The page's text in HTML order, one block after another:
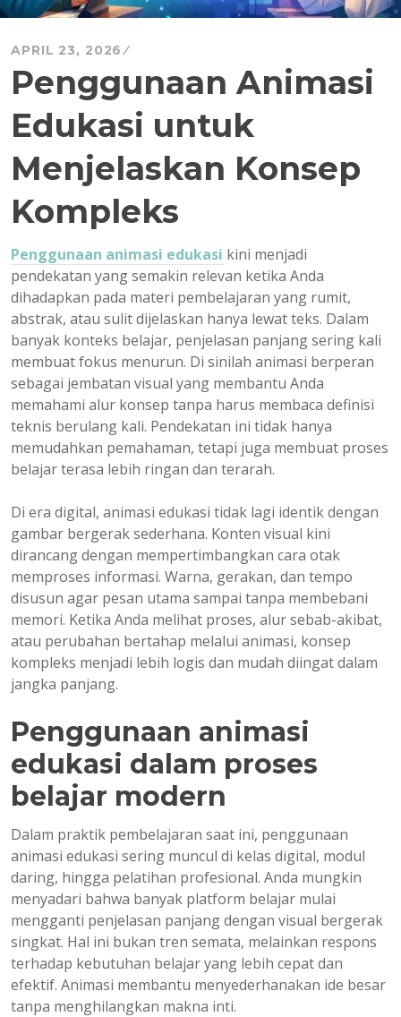
APRIL 23, 2026
Penggunaan Animasi
Edukasi untuk
Menjelaskan Konsep
Kompleks
Penggunaan animasi edukasi kini menjadi
pendekatan yang semakin relevan ketika Anda
dihadapkan pada materi pembelajaran yang rumit,
abstrak, atau sulit dijelaskan hanya lewat teks. Dalam
banyak konteks belajar, penjelasan panjang sering kali
membuat fokus menurun. Di sinilah animasi berperan
sebagai jembatan visual yang membantu Anda
memahami alur konsep tanpa harus membaca definisi
teknis berulang kali. Pendekatan ini tidak hanya
memudahkan pemahaman, tetapi juga membuat proses
belajar terasa lebih ringan dan terarah.
Di era digital, animasi edukasi tidak lagi identik dengan
gambar bergerak sederhana. Konten visual kini
dirancang dengan mempertimbangkan cara otak
memproses informasi. Warna, gerakan, dan tempo
disusun agar pesan utama sampai tanpa membebani
memori. Ketika Anda melihat proses, alur sebab-akibat,
atau perubahan bertahap melalui animasi, konsep
kompleks menjadi lebih logis dan mudah diingat dalam
jangka panjang.
Penggunaan animasi
edukasi dalam proses
belajar modern
Dalam praktik pembelajaran saat ini, penggunaan
animasi edukasi sering muncul di kelas digital, modul
daring, hingga pelatihan profesional. Anda mungkin
menyadari bahwa banyak platform belajar mulai
mengganti penjelasan panjang dengan visual bergerak
singkat. Hal ini bukan tren semata, melainkan respons
terhadap kebutuhan belajar yang lebih cepat dan
efektif. Animasi membantu menyederhanakan ide besar
tanpa menghilangkan makna inti.